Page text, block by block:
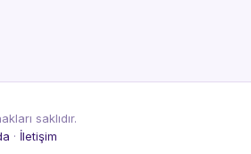
saklıdır.
· İletişim